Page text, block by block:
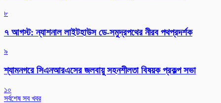
৮
৭ আগস্ট: ন্যাশনাল লাইটহাউস ডে-সমুদ্রপথের নীরব পথপ্রদর্শক
৯
শ্যামনগরে সিএনআরএসের জলবায়ু সহনশীলতা বিষয়ক প্রকল্প সভা
১০
সর্বশেষ সব খবর